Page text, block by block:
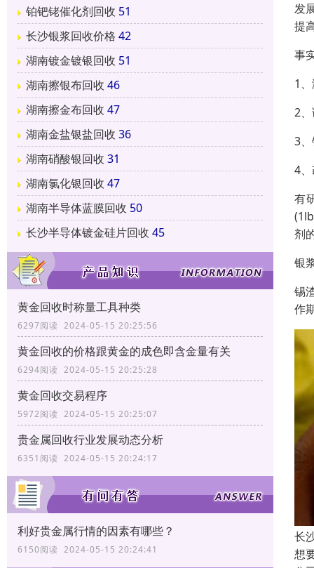
铂钯铑催化剂回收 51
长沙银浆回收价格 42
湖南镀金镀银回收 51
湖南擦银布回收 46
湖南擦金布回收 47
湖南金盐银盐回收 36
湖南硝酸银回收 31
湖南氯化银回收 47
湖南半导体蓝膜回收 50
长沙半导体镀金硅片回收 45
黄金回收时称量工具种类
6297阅读 2024-05-15 20:25:56
黄金回收的价格跟黄金的成色即含金量有关
6294阅读 2024-05-15 20:25:28
黄金回收交易程序
5972阅读 2024-05-15 20:25:07
贵金属回收行业发展动态分析
6351阅读 2024-05-15 20:24:17
利好贵金属行情的因素有哪些？
6150阅读 2024-05-15 20:24:41
发
提
事
1
2
3
4
有
剂
银
锡
作
长
想